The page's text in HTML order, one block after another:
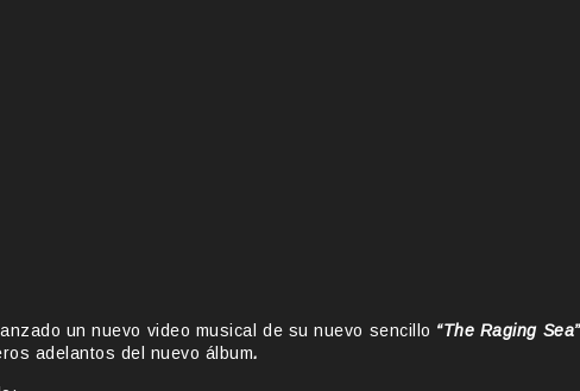
un nuevo video musical de su nuevo sencillo “The Raging
adelantos del nuevo álbum.